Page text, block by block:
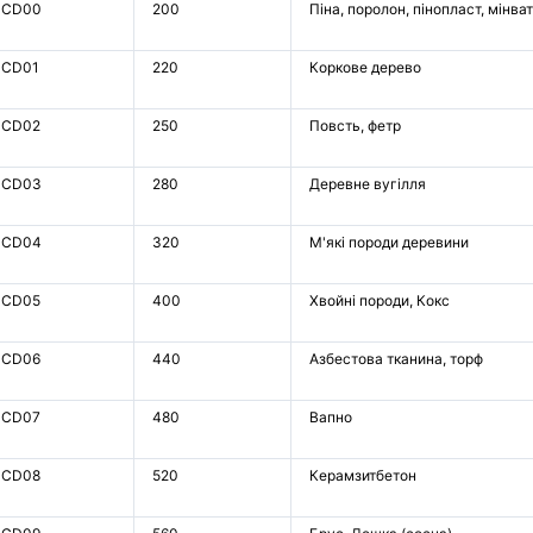
CD00 200 Піна, поролон, пінопласт,
CD01 220 Коркове дерево
CD02 250 Повсть, фетр
CD03 280 Деревне вугілля
CD04 320 М'які породи деревини
CD05 400 Хвойні породи, Кокс
CD06 440 Азбестова тканина, торф
CD07 480 Вапно
CD08 520 Керамзитбетон